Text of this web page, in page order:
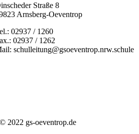
Straße 8
Arnsberg-Oeventrop
02937 / 1260
02937 / 1262
schulleitung@gsoeventrop.nrw.schule
© 2022 gs-oeventrop.de